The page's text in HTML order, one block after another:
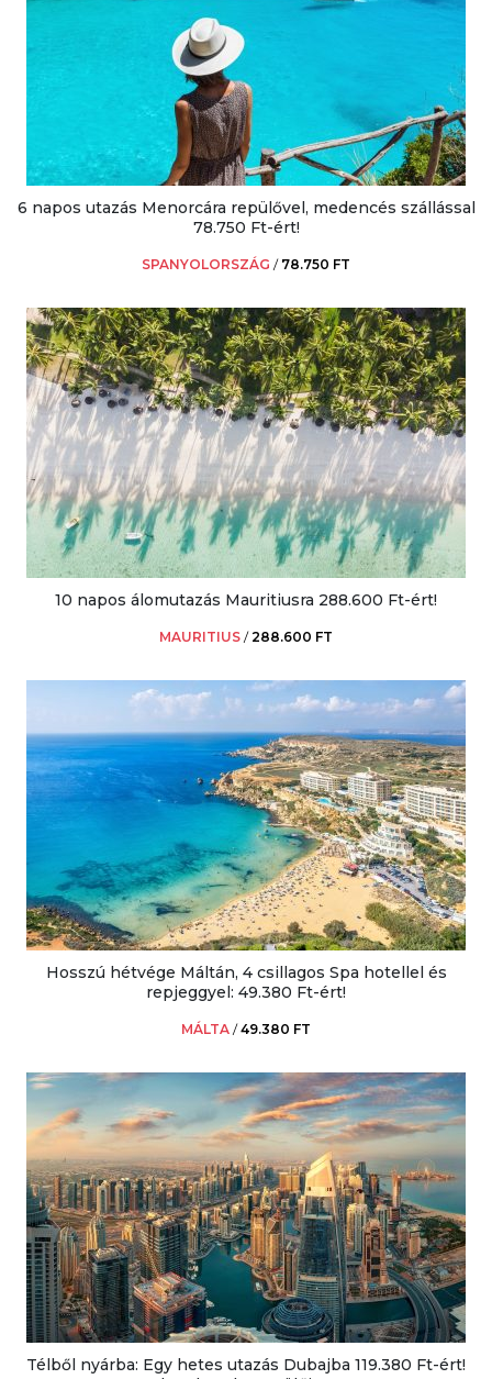
6 napos utazás Menorcára repülővel, medencés szállással
78.750 Ft-ért!
SPANYOLORSZÁG / 78.750 FT
10 napos álomutazás Mauritiusra 288.600 Ft-ért!
MAURITIUS /288.600 FT
Hosszú hétvége Máltán, 4 csillagos Spa hotellel és
repjeggyel: 49.380 Ft-ért!
MÁLTA /49.380 FT
Télből nyárba: Egy hetes utazás Dubajba 119.380 Ft-ért!